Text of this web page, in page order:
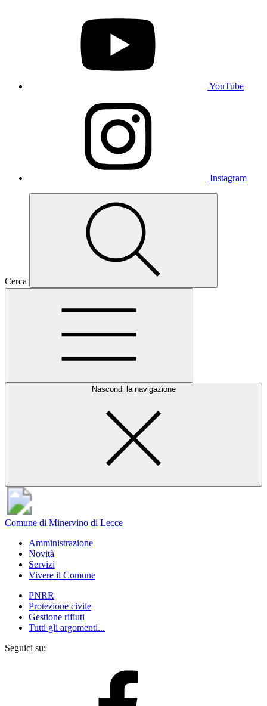
YouTube
Instagram
Cerca
Nascondi la navigazione
Comune di Minervino di Lecce
Amministrazione
Novità
Servizi
Vivere il Comune
PNRR
Protezione civile
Gestione rifiuti
Tutti gli argomenti...
Seguici su: